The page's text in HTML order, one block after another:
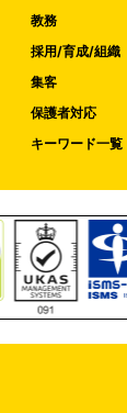
教務
採用/育成/組織
集客
保護者対応
キーワード一覧